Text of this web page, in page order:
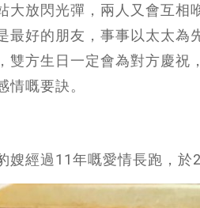
大放閃光彈，兩人又會互相
最好的朋友，事事以太太為
雙方生日一定會為對方慶祝
情嘅要訣。
嫂經過11年嘅愛情長跑，於